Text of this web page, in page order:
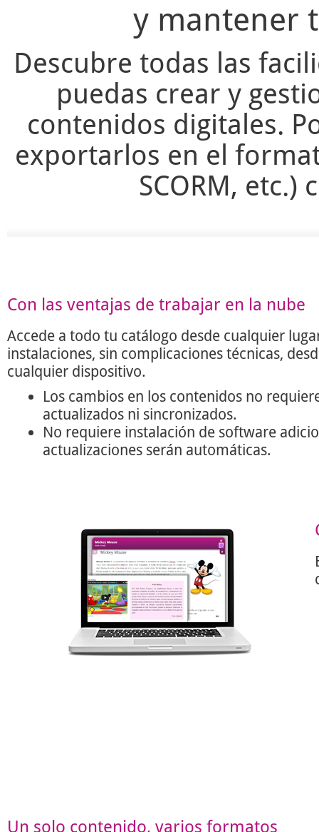
y mantener
Descubre todas las
puedas crear y
contenidos digitales.
exportarlos en el
SCORM, etc.)
Con las ventajas de trabajar en la nube
Accede a todo tu catálogo desde cualquier
instalaciones, sin complicaciones técnicas,
cualquier dispositivo.
Los cambios en los contenidos no
actualizados ni sincronizados.
No requiere instalación de software
actualizaciones serán automáticas.
Un solo contenido, varios formatos